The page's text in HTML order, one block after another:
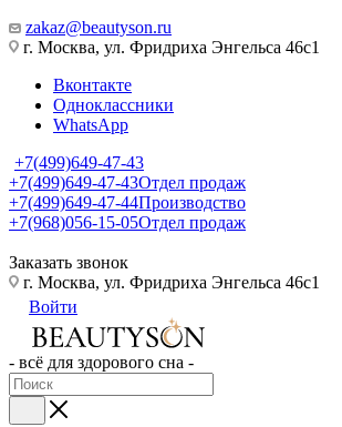
zakaz@beautyson.ru
г. Москва, ул. Фридриха Энгельса 46с1
Вконтакте
Одноклассники
WhatsApp
+7(499)649-47-43
+7(499)649-47-43Отдел продаж
+7(499)649-47-44Производство
+7(968)056-15-05Отдел продаж
Заказать звонок
г. Москва, ул. Фридриха Энгельса 46с1
Войти
- всё для здорового сна -